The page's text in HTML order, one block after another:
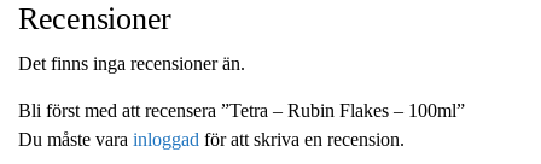
Recensioner
Det finns inga recensioner än.
Bli först med att recensera ”Tetra – Rubin Flakes – 100ml”
Du måste vara inloggad för att skriva en recension.